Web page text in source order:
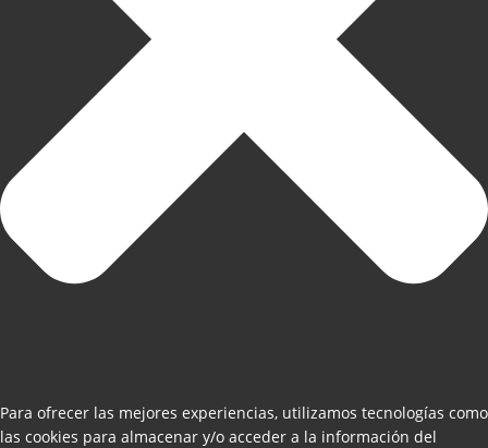
Para ofrecer las mejores experiencias, utilizamos tecnologías como
las cookies para almacenar y/o acceder a la información del